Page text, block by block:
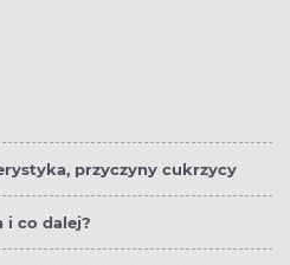
przyczyny cukrzycy
i co dalej?